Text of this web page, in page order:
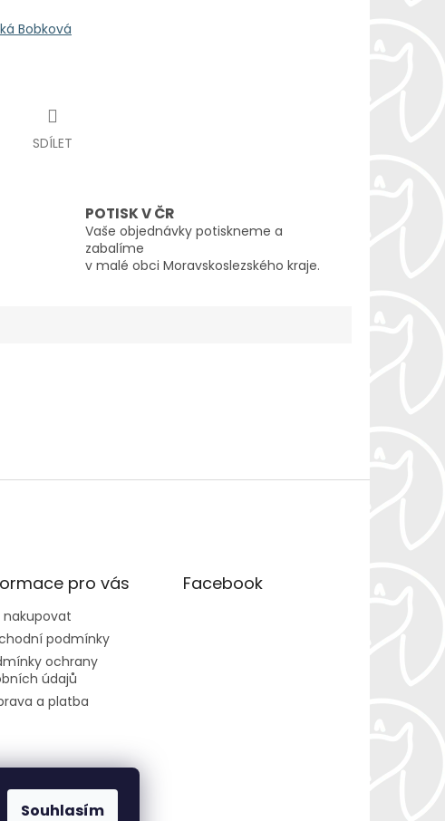
Souhlasím
Bobková
SDÍLET
POTISK V ČR
Vaše objednávky potiskneme a
zabalíme
v malé obci Moravskoslezského kraje.
pro vás
nakupovat
podmínky
ochrany
údajů
a platba
Facebook